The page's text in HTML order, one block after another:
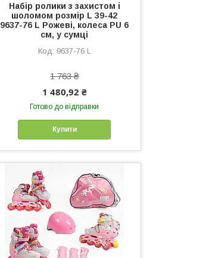
Набір ролики з захистом і
шоломом розмір L 39-42
9637-76 L Рожеві, колеса PU 6
см, у сумці
9637-76 L
1 763 ₴
1 480,92 ₴
Готово до відправки
Купити